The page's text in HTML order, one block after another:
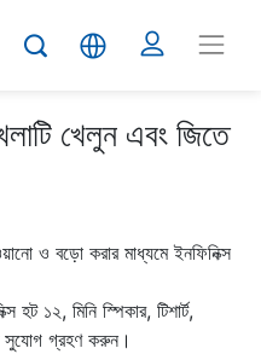
খেলুন এবং জিতে
ও বড়ো করার মাধ্যমে ইনফিনিক্স
হট ১২, মিনি স্পিকার, টিশার্ট,
সুযোগ গ্রহণ করুন।